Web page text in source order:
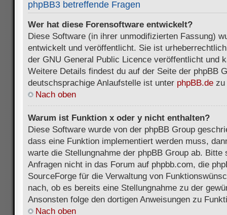
phpBB3 betreffende Fragen
Wer hat diese Forensoftware entwickelt?
Diese Software (in ihrer unmodifizierten Fassung)
entwickelt und veröffentlicht. Sie ist
der GNU General Public Licence veröffentlicht und
Weitere Details findest du auf der Seite der phpBB
deutschsprachige Anlaufstelle ist unter phpBB.de zu
Nach oben
Warum ist Funktion x oder y nicht enthalten?
Diese Software wurde von der phpBB Group
dass eine Funktion implementiert werden muss,
warte die Stellungnahme der phpBB Group ab. Bitte
Anfragen nicht in das Forum auf phpbb.com, die
SourceForge für die Verwaltung von
nach, ob es bereits eine Stellungnahme zu der
Ansonsten folge den dortigen Anweisungen zu
Nach oben